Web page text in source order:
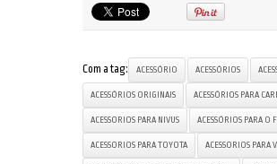
Com a tag: ACESSÓRIO ACESSÓRIOS
ACESSÓRIOS ORIGINAIS ACESSÓRIOS PARA
ACESSORIOS PARA NIVUS ACESSÓRIOS PARA O
ACESSORIOS PARA TOYOTA ACESSORIOS PARA